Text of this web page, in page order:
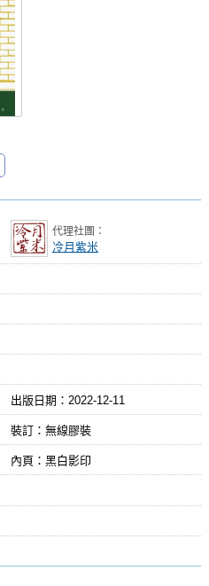
代理社團：
冷月紫米
出版日期： 2022-12-11
裝訂：無線膠裝
內頁：黑白影印